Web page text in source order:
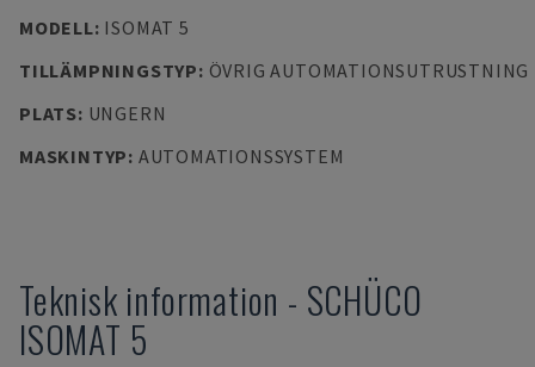
MODELL: ISOMAT 5
TILLÄMPNINGSTYP: ÖVRIG AUTOMATIONSUTRUSTNING
PLATS: UNGERN
MASKINTYP: AUTOMATIONSSYSTEM
Teknisk information - SCHÜCO
ISOMAT 5